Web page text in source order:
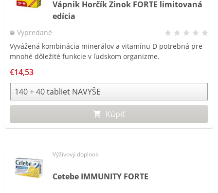
Vápnik Horčík Zinok FORTE limitovaná
edícia
Vypredané
Vyvážená kombinácia minerálov a vitamínu D potrebná pre
mnohé dôležité funkcie v ľudskom organizme.
€14,53
Kúpiť
Výživový doplnok
Cetebe IMMUNITY FORTE